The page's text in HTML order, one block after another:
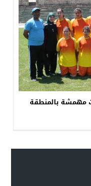
مهمشة بالمنطقة